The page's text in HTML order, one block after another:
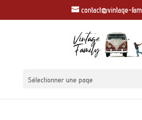
contact@vintage-
Sélectionner une page